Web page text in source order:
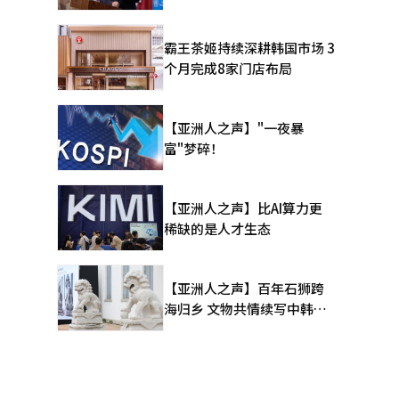
霸王茶姬持续深耕韩国市场 3
个月完成8家门店布局
【亚洲人之声】"一夜暴
富"梦碎！
【亚洲人之声】比AI算力更
稀缺的是人才生态
【亚洲人之声】百年石狮跨
海归乡 文物共情续写中韩人